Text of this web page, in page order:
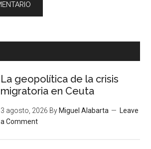
La geopolítica de la crisis
migratoria en Ceuta
3 agosto, 2026 By Miguel Alabarta
Leave
a Comment